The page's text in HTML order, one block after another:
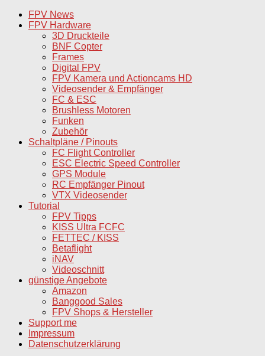
FPV News
FPV Hardware
3D Druckteile
BNF Copter
Frames
Digital FPV
FPV Kamera und Actioncams HD
Videosender & Empfänger
FC & ESC
Brushless Motoren
Funken
Zubehör
Schaltpläne / Pinouts
FC Flight Controller
ESC Electric Speed Controller
GPS Module
RC Empfänger Pinout
VTX Videosender
Tutorial
FPV Tipps
KISS Ultra FCFC
FETTEC / KISS
Betaflight
iNAV
Videoschnitt
günstige Angebote
Amazon
Banggood Sales
FPV Shops & Hersteller
Support me
Impressum
Datenschutzerklärung